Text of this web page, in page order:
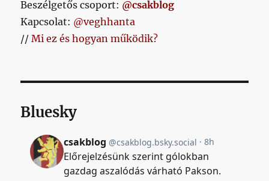
Beszélgetős csoport: @csakblog
Kapcsolat: @veghhanta
//Mi ez és hogyan működik?
Bluesky